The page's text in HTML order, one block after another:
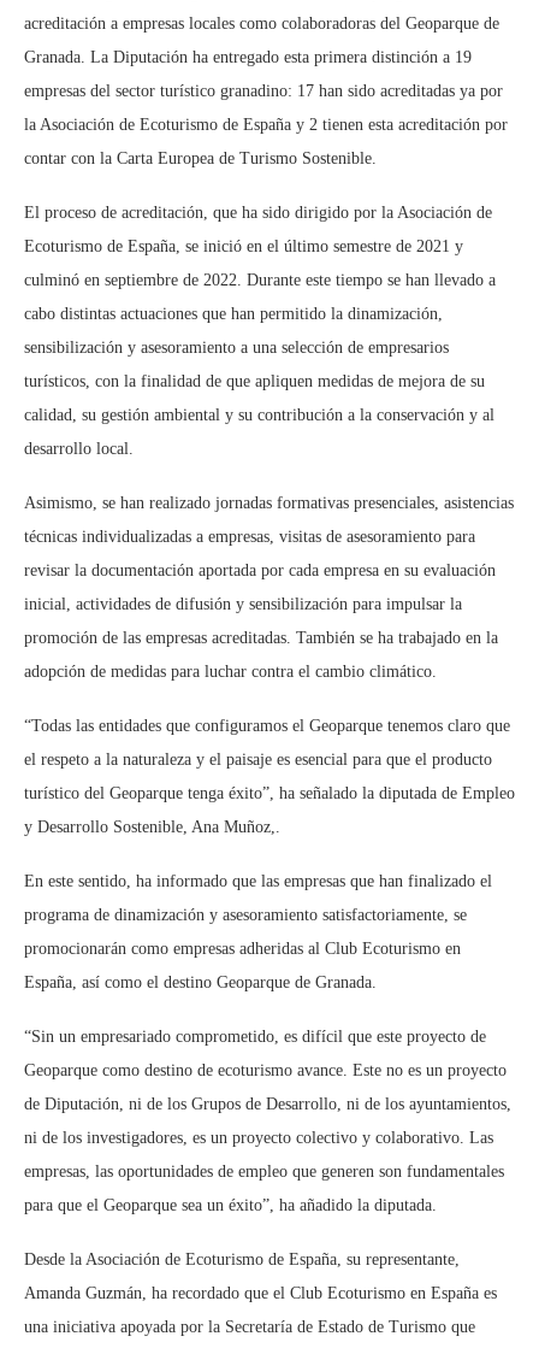
acreditación a empresas locales como colaboradoras del Geoparque de
Granada. La Diputación ha entregado esta primera distinción a 19
empresas del sector turístico granadino: 17 han sido acreditadas ya por
la Asociación de Ecoturismo de España y 2 tienen esta acreditación por
contar con la Carta Europea de Turismo Sostenible.
El proceso de acreditación, que ha sido dirigido por la Asociación de
Ecoturismo de España, se inició en el último semestre de 2021 y
culminó en septiembre de 2022. Durante este tiempo se han llevado a
cabo distintas actuaciones que han permitido la dinamización,
sensibilización y asesoramiento a una selección de empresarios
turísticos, con la finalidad de que apliquen medidas de mejora de su
calidad, su gestión ambiental y su contribución a la conservación y al
desarrollo local.
Asimismo, se han realizado jornadas formativas presenciales, asistencias
técnicas individualizadas a empresas, visitas de asesoramiento para
revisar la documentación aportada por cada empresa en su evaluación
inicial, actividades de difusión y sensibilización para impulsar la
promoción de las empresas acreditadas. También se ha trabajado en la
adopción de medidas para luchar contra el cambio climático.
“Todas las entidades que configuramos el Geoparque tenemos claro que
el respeto a la naturaleza y el paisaje es esencial para que el producto
turístico del Geoparque tenga éxito”, ha señalado la diputada de Empleo
y Desarrollo Sostenible, Ana Muñoz,.
En este sentido, ha informado que las empresas que han finalizado el
programa de dinamización y asesoramiento satisfactoriamente, se
promocionarán como empresas adheridas al Club Ecoturismo en
España, así como el destino Geoparque de Granada.
“Sin un empresariado comprometido, es difícil que este proyecto de
Geoparque como destino de ecoturismo avance. Este no es un proyecto
de Diputación, ni de los Grupos de Desarrollo, ni de los ayuntamientos,
ni de los investigadores, es un proyecto colectivo y colaborativo. Las
empresas, las oportunidades de empleo que generen son fundamentales
para que el Geoparque sea un éxito”, ha añadido la diputada.
Desde la Asociación de Ecoturismo de España, su representante,
Amanda Guzmán, ha recordado que el Club Ecoturismo en España es
una iniciativa apoyada por la Secretaría de Estado de Turismo que